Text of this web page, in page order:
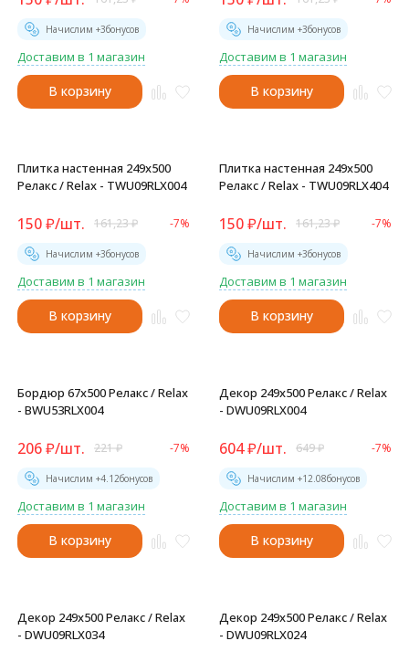
Начислим +3бонусов
Доставим в 1 магазин
В корзину
Начислим +3бонусов
Доставим в 1 магазин
В корзину
Плитка настенная 249x500
Релакс / Relax - TWU09RLX004
150₽/шт. 161,23₽ -7%
Начислим +3бонусов
Доставим в 1 магазин
В корзину
Плитка настенная 249x500
Релакс / Relax - TWU09RLX404
150₽/шт. 161,23₽ -7%
Начислим +3бонусов
Доставим в 1 магазин
В корзину
Бордюр 67x500 Релакс / Relax
- BWU53RLX004
206₽/шт. 221₽ -7%
Начислим +4.12бонусов
Доставим в 1 магазин
В корзину
Декор 249x500 Релакс / Relax
- DWU09RLX004
604₽/шт. 649₽ -7%
Начислим +12.08бонусов
Доставим в 1 магазин
В корзину
Декор 249x500 Релакс / Relax
- DWU09RLX034
Декор 249x500 Релакс / Relax
- DWU09RLX024